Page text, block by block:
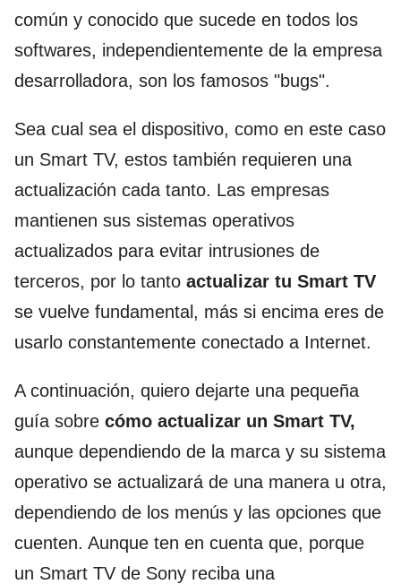
común y conocido que sucede en todos los
softwares, independientemente de la empresa
desarrolladora, son los famosos "bugs".
Sea cual sea el dispositivo, como en este caso
un Smart TV, estos también requieren una
actualización cada tanto. Las empresas
mantienen sus sistemas operativos
actualizados para evitar intrusiones de
terceros, por lo tanto actualizar tu Smart TV
se vuelve fundamental, más si encima eres de
usarlo constantemente conectado a Internet.
A continuación, quiero dejarte una pequeña
guía sobre cómo actualizar un Smart TV,
aunque dependiendo de la marca y su sistema
operativo se actualizará de una manera u otra,
dependiendo de los menús y las opciones que
cuenten. Aunque ten en cuenta que, porque
un Smart TV de Sony reciba una